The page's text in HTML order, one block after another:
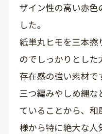
ザイン性の高い赤色
した。
紙単丸ヒモを三本撚
のでしっかりとした
存在感の強い素材で
三つ編みやしめ縄
ていることから、
様から特に絶大な人